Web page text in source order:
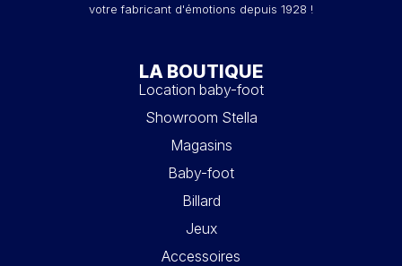
votre fabricant d'émotions depuis 1928 !
LA BOUTIQUE
Location baby-foot
Showroom Stella
Magasins
Baby-foot
Billard
Jeux
Accessoires